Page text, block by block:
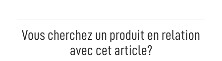
Vous cherchez un produit en relation
avec cet article?